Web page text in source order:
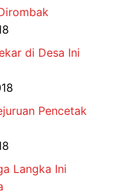
di Desa Ini
Pencetak
Langka Ini